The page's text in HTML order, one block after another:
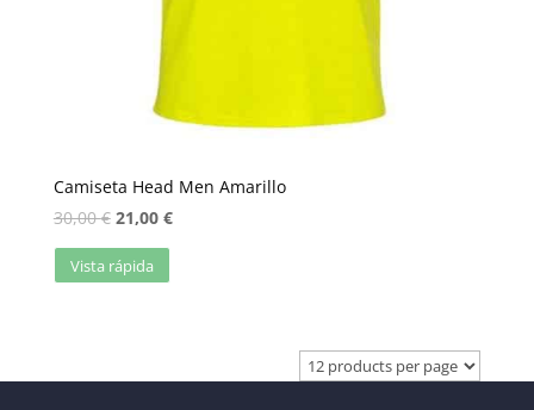
Camiseta Head Men Amarillo
30,00€ 21,00 €
Vista rápida